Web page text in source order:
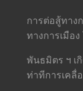
การต่อสู้ทาง
ทางการเมือ
พันธมิตร ฯ เ
ท่าทีการเคลื่